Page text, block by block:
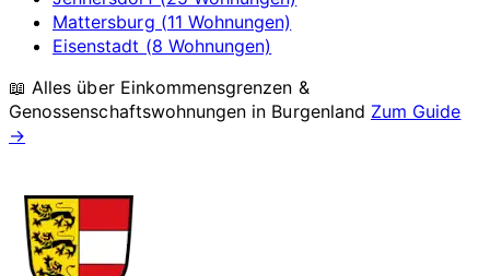
Mattersburg (11 Wohnungen)
Eisenstadt (8 Wohnungen)
📖 Alles über Einkommensgrenzen &
Genossenschaftswohnungen in Burgenland Zum Guide
→